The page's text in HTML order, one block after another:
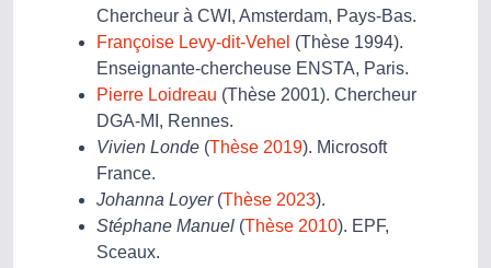
Chercheur à CWI, Amsterdam, Pays-Bas.
Françoise Levy-dit-Vehel (Thèse 1994).
Enseignante-chercheuse ENSTA, Paris.
Pierre Loidreau (Thèse 2001). Chercheur
DGA-MI, Rennes.
Vivien Londe (Thèse 2019). Microsoft
France.
Johanna Loyer(Thèse 2023).
Stéphane Manuel (Thèse 2010). EPF,
Sceaux.